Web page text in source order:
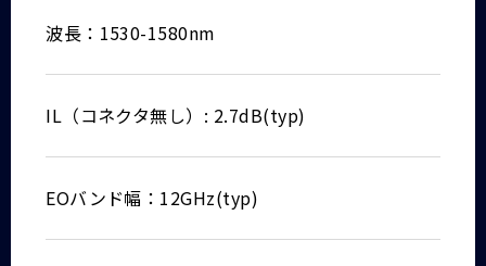
波長：1530-1580nm
IL（コネクタ無し）: 2.7dB(typ)
EOバンド幅：12GHz(typ)